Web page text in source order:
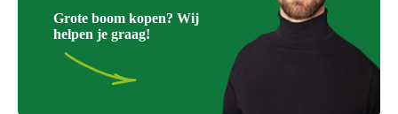
Grote boom kopen? Wij
helpen je graag!